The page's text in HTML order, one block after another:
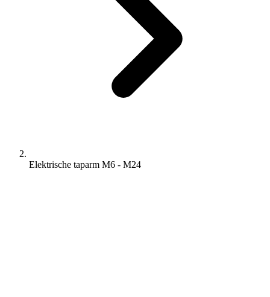
Elektrische taparm M6 - M24